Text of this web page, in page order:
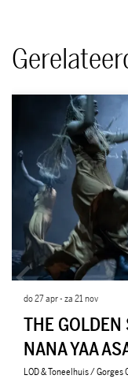
THE GOLDEN
NANA YAA
LOD & Toneelhuis / Gorges
do 27 apr-za 21 nov